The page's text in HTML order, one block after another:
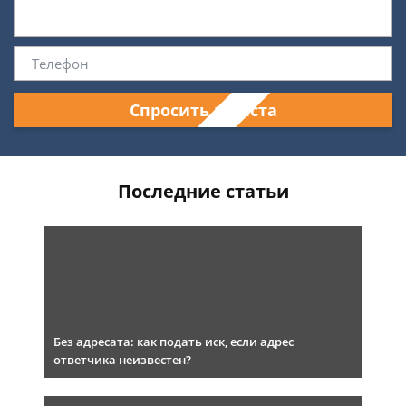
Спросить юриста
Последние статьи
Без адресата: как подать иск, если адрес
ответчика неизвестен?